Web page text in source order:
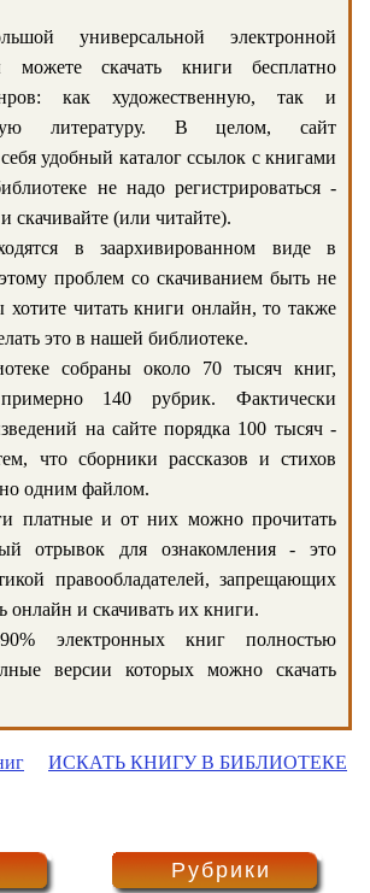
универсальной электронной
можете скачать книги бесплатно
как художественную, так и
литературу. В целом, сайт
себя удобный каталог ссылок с книгами
не надо регистрироваться -
скачивайте (или читайте).
в заархивированном виде в
проблем со скачиванием быть не
читать книги онлайн, то также
это в нашей библиотеке.
собраны около 70 тысяч книг,
140 рубрик. Фактически
на сайте порядка 100 тысяч -
что сборники рассказов и стихов
одним файлом.
платные и от них можно прочитать
отрывок для ознакомления - это
правообладателей, запрещающих
онлайн и скачивать их книги.
электронных книг полностью
версии которых можно скачать
ИСКАТЬ КНИГУ В БИБЛИОТЕКЕ
Рубрики